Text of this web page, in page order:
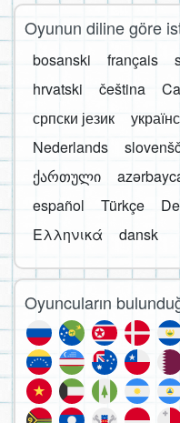
Oyunun diline göre
bosanski français
hrvatski
čeština
српски језик
Nederlands
ქართული
español
Türkçe
Ελληνικά
dansk
Oyuncuların